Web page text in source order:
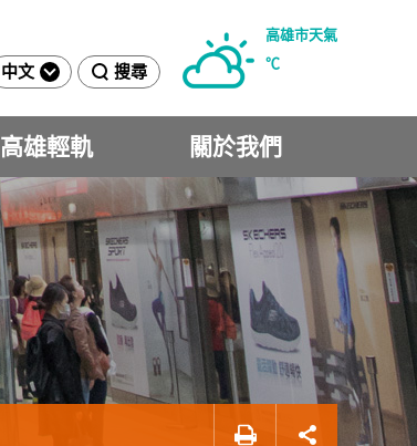
中文 搜尋
高雄市天氣
℃
高雄輕軌 關於我們